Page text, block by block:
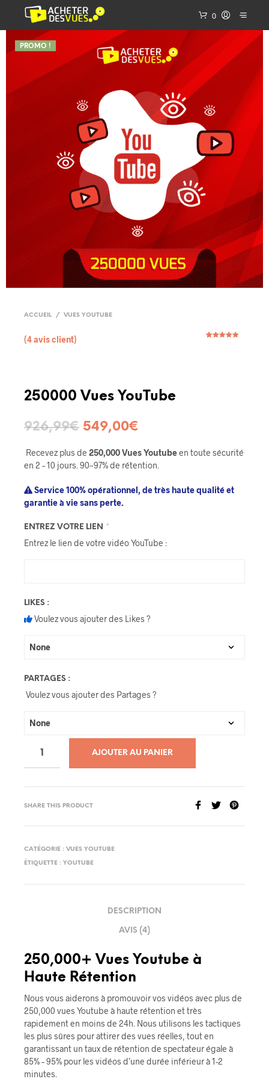
0
PROMO !
ACCUEIL / VUES YOUTUBE
(4avis client)
250000 Vues YouTube
926,99€ 549,00€
Recevez plus de 250,000 Vues Youtubeen toute sécurité
en 2 – 10 jours. 90~97% de rétention.
Service 100% opérationnel, de très haute qualité et
garantie à vie sans perte.
ENTREZ VOTRE LIEN *
Entrez le lien de votre vidéo YouTube :
LIKES :
Voulez vous ajouter des Likes ?
PARTAGES :
Voulez vous ajouter des Partages ?
AJOUTER AU PANIER
SHARE THIS PRODUCT
CATÉGORIE : VUES YOUTUBE
ÉTIQUETTE : YOUTUBE
DESCRIPTION
AVIS (4)
250,000+ Vues Youtube à
Haute Rétention
Nous vous aiderons à promouvoir vos vidéos avec plus de
250,000 vues Youtube à haute rétention et très
rapidement en moins de 24h. Nous utilisons les tactiques
les plus sûres pour attirer des vues réelles, tout en
garantissant un taux de rétention de spectateur égale à
85% – 95% pour les vidéos d’une durée inférieur à 1-2
minutes.